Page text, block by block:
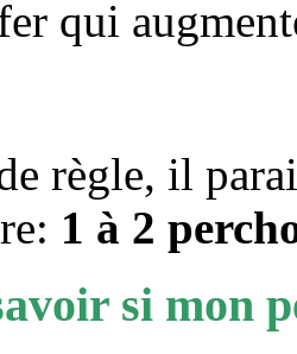
qui
règle, il
1 à 2
si mon